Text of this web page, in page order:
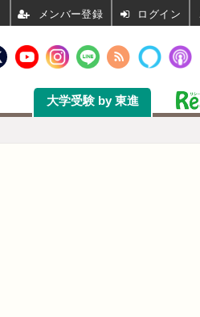
大学受験 by 東進
ログイン